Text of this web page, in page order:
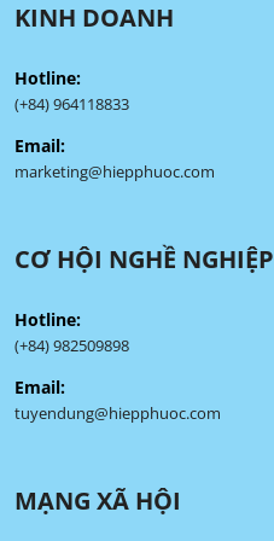
KINH DOANH
Hotline:
(+84) 964118833
Email:
marketing@hiepphuoc.com
CƠ HỘI NGHỀ NGHIỆP
Hotline:
(+84) 982509898
Email:
tuyendung@hiepphuoc.com
MẠNG XÃ HỘI